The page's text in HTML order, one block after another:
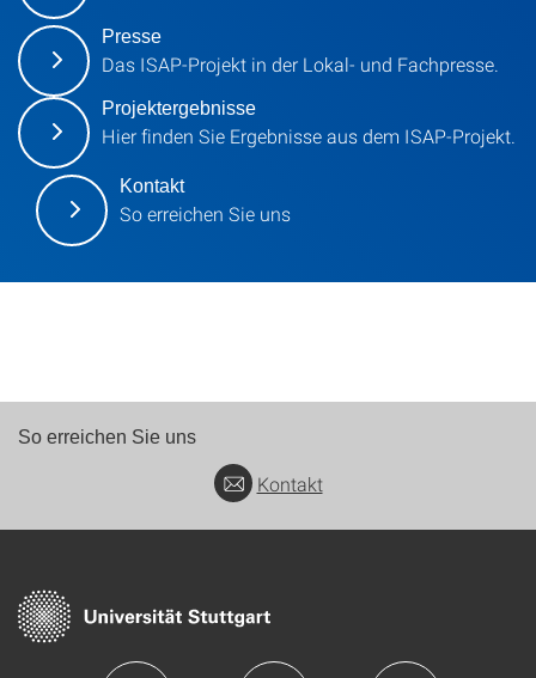
Presse
Das ISAP-Projekt in der Lokal- und Fachpresse.
Projektergebnisse
Hier finden Sie Ergebnisse aus dem ISAP-Projekt.
Kontakt
So erreichen Sie uns
So erreichen Sie uns
Kontakt